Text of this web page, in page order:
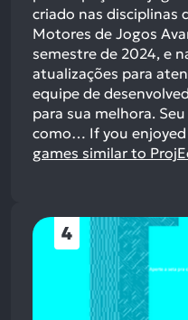
criado nas disciplinas
Motores de Jogos
semestre de 2024, e
atualizações para
equipe de
para sua melhora.
como… If you
games similar to
4